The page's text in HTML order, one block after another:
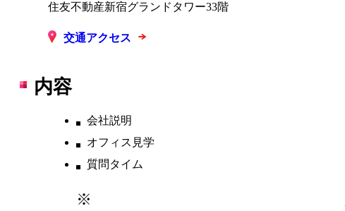
福利厚生・各種制度
最新情報を知る
Blog
住友不動産新宿グランドタワー33階
交通アクセス
内容
会社説明
オフィス見学
質問タイム
※